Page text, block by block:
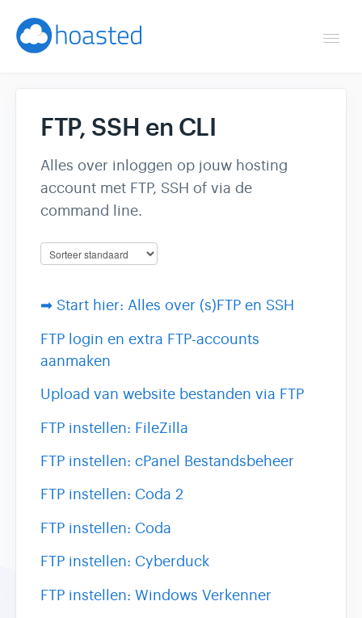
Helpdesk
Optimaliseren & debuggen
Reseller & developer
Klantenpaneel →
FTP, SSH en CLI
Alles over inloggen op jouw hosting
account met FTP, SSH of via de
command line.
➡ Start hier: Alles over (s)FTP en SSH
FTP login en extra FTP-accounts
aanmaken
Upload van website bestanden via FTP
FTP instellen: FileZilla
FTP instellen: cPanel Bestandsbeheer
FTP instellen: Coda 2
FTP instellen: Coda
FTP instellen: Cyberduck
FTP instellen: Windows Verkenner